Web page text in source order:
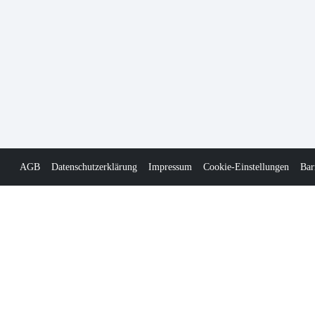
AGB Datenschutzerklärung Impressum Cookie-Einstellungen